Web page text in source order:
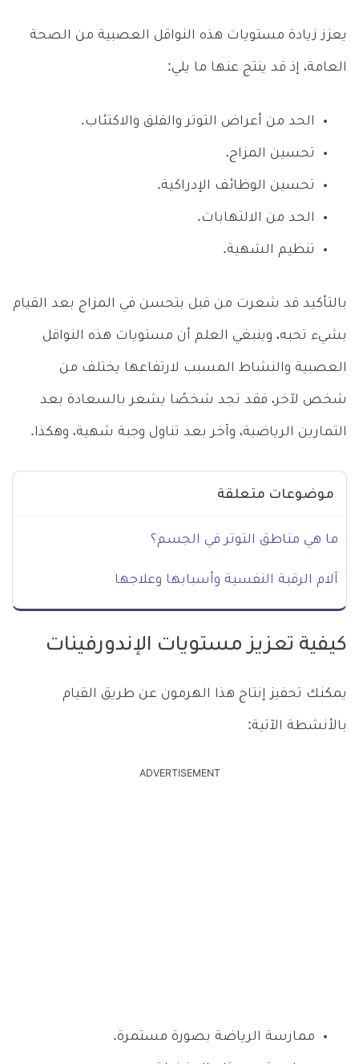
يعزز زيادة مستويات هذه النواقل العصبية من الصحة
العامة، إذ قد ينتج عنها ما يلي:
الحد من أعراض التوتر والقلق والاكتئاب.
تحسين المزاج.
تحسين الوظائف الإدراكية.
الحد من الالتهابات.
تنظيم الشهية.
بالتأكيد قد شعرت من قبل بتحسن في المزاج بعد القيام
بشيء تحبه، وينبغي العلم أن مستويات هذه النواقل
العصبية والنشاط المسبب لارتفاعها يختلف من
شخص لآخر، فقد تجد شخصًا يشعر بالسعادة بعد
التمارين الرياضية، وآخر بعد تناول وجبة شهية، وهكذا.
موضوعات متعلقة
ما هي مناطق التوتر في الجسم؟
آلام الرقبة النفسية وأسبابها وعلاجها
كيفية تعزيز مستويات الإندورفينات
يمكنك تحفيز إنتاج هذا الهرمون عن طريق القيام
بالأنشطة الآتية:
ADVERTISEMENT
ممارسة الرياضة بصورة مستمرة.